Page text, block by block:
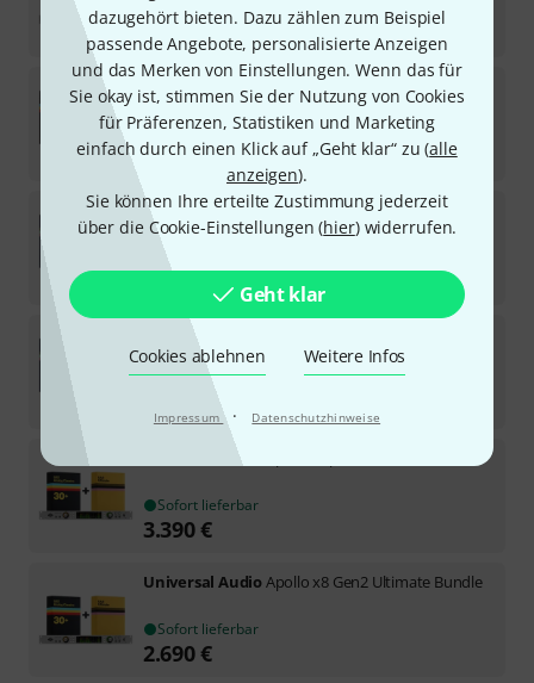
dazugehört bieten. Dazu zählen zum Beispiel
passende Angebote, personalisierte Anzeigen
und das Merken von Einstellungen. Wenn das für
Sie okay ist, stimmen Sie der Nutzung von Cookies
für Präferenzen, Statistiken und Marketing
einfach durch einen Klick auf „Geht klar“ zu (alle
anzeigen).
Sie können Ihre erteilte Zustimmung jederzeit
über die Cookie-Einstellungen (hier) widerrufen.
Geht klar
Cookies ablehnen Weitere Infos
Impressum · Datenschutzhinweise
Sofort lieferbar
2.444 €
Universal Audio Apollo X4 Gen2 Native Pro Bund
Sofort lieferbar
1.969€
Universal AudioApollo X4 Gen2 Native Pro Bund
Sofort lieferbar
Universal Audio
Sofort lieferbar
Universal Audio
Sofort lieferbar
3.390€
Universal AudioApollo x8 Gen2 Ultimate Bundle
Sofort lieferbar
2.690€